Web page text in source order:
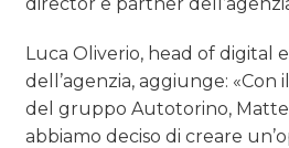
Luca Oliverio, head of digital
dell’agenzia, aggiunge: «Con
del gruppo Autotorino,
abbiamo deciso di creare